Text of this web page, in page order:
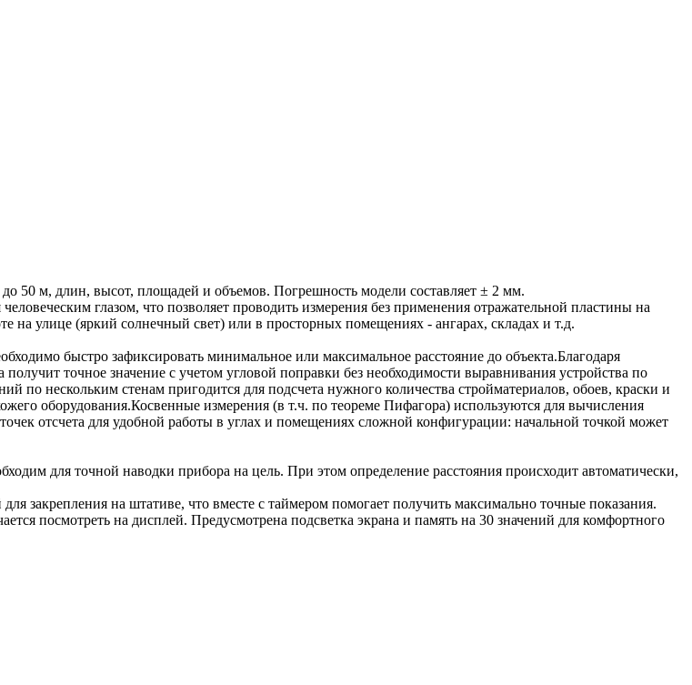
50 м, длин, высот, площадей и объемов. Погрешность модели составляет ± 2 мм.
глазом, что позволяет проводить измерения без применения отражательной пластины на
улице (яркий солнечный свет) или в просторных помещениях - ангарах, складах и т.д.
быстро зафиксировать минимальное или максимальное расстояние до объекта.Благодаря
точное значение с учетом угловой поправки без необходимости выравнивания устройства по
нескольким стенам пригодится для подсчета нужного количества стройматериалов, обоев, краски и
оборудования.Косвенные измерения (в т.ч. по теореме Пифагора) используются для вычисления
отсчета для удобной работы в углах и помещениях сложной конфигурации: начальной точкой может
для точной наводки прибора на цель. При этом определение расстояния происходит автоматически,
закрепления на штативе, что вместе с таймером помогает получить максимально точные показания.
посмотреть на дисплей. Предусмотрена подсветка экрана и память на 30 значений для комфортного